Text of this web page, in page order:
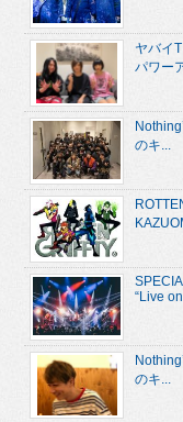
ヤバイ
パワー
のキ...
“Live
のキ...